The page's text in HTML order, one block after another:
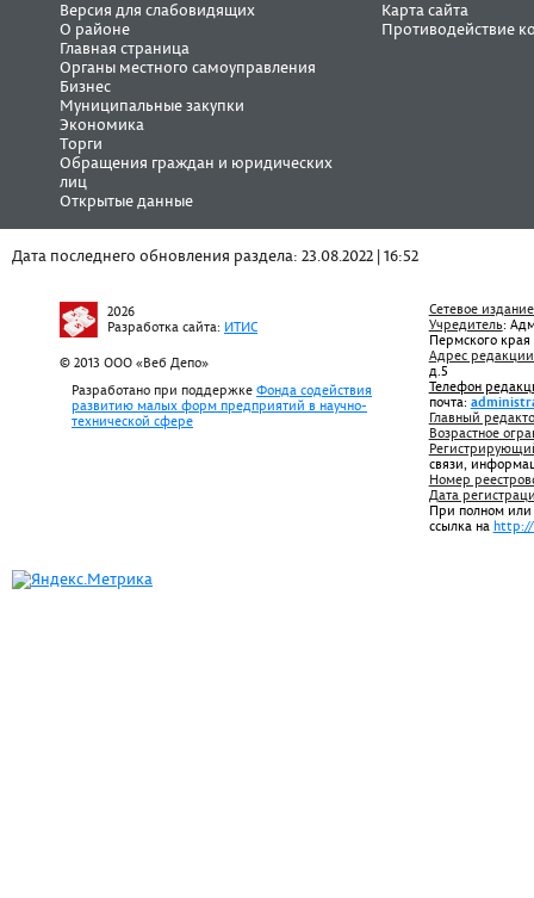
Версия для слабовидящих
О районе
Главная страница
Органы местного самоуправления
Бизнес
Муниципальные закупки
Экономика
Торги
Обращения граждан и юридических
лиц
Открытые данные
Карта сайта
Противодействие
Дата последнего обновления раздела: 23.08.2022 | 16:52
2026
Разработка сайта: ИТИС
© 2013 ООО «Веб Депо»
Разработано при поддержке Фонда содействия
развитию малых форм предприятий в научно-
технической сфере
Сетевое
Учредитель:
Пермского края
Адрес
д.5
Телефон
почта:
Главный
Возрастное
связи,
Номер
Дата
При полном или
ссылка на http://